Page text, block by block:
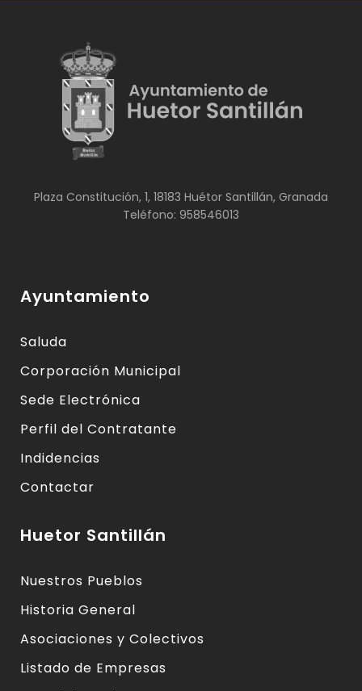
Plaza Constitución, 1, 18183 Huétor Santillán, Granada
Teléfono: 958546013
Ayuntamiento
Saluda
Corporación Municipal
Sede Electrónica
Perfil del Contratante
Indidencias
Contactar
Huetor Santillán
Nuestros Pueblos
Historia General
Asociaciones y Colectivos
Listado de Empresas